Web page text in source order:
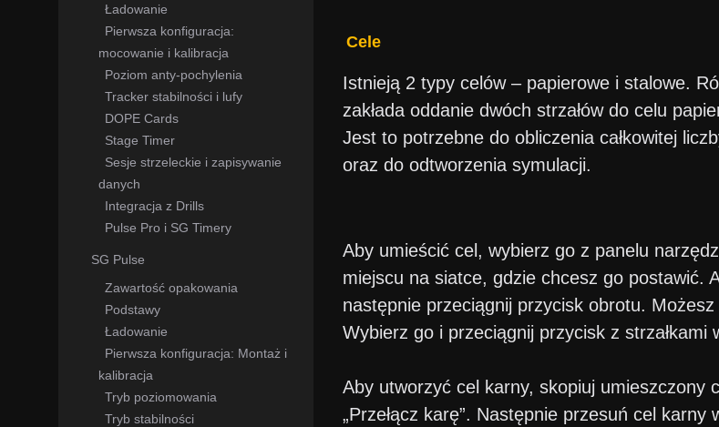
Ładowanie
Pierwsza konfiguracja:
mocowanie i kalibracja
Poziom anty‑pochylenia
Tracker stabilności i lufy
DOPE Cards
Stage Timer
Sesje strzeleckie i zapisywanie
danych
Integracja z Drills
Pulse Pro i SG Timery
SG Pulse
Zawartość opakowania
Podstawy
Ładowanie
Pierwsza konfiguracja: Montaż i
kalibracja
Tryb poziomowania
Tryb stabilności
Cele
Istnieją 2 typy celów – papierowe i stalowe.
zakłada oddanie dwóch strzałów do celu
Jest to potrzebne do obliczenia całkowitej
oraz do odtworzenia symulacji.
Aby umieścić cel, wybierz go z panelu
miejscu na siatce, gdzie chcesz go postawić.
następnie przeciągnij przycisk obrotu.
Wybierz go i przeciągnij przycisk z strzałkami
Aby utworzyć cel karny, skopiuj umieszczony
„Przełącz karę”. Następnie przesuń cel karny